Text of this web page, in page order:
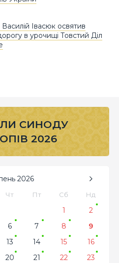
Івасюк освятив
в урочищі Товстий Діл
СИНОДУ
2026
2026
Чт Пт Сб Нд
1
2
6 7 8
9
13 14 15
16
20 21 22
23